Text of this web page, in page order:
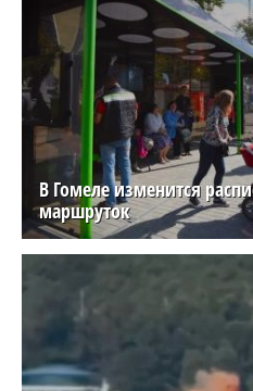
В Гомеле изменится
маршруток